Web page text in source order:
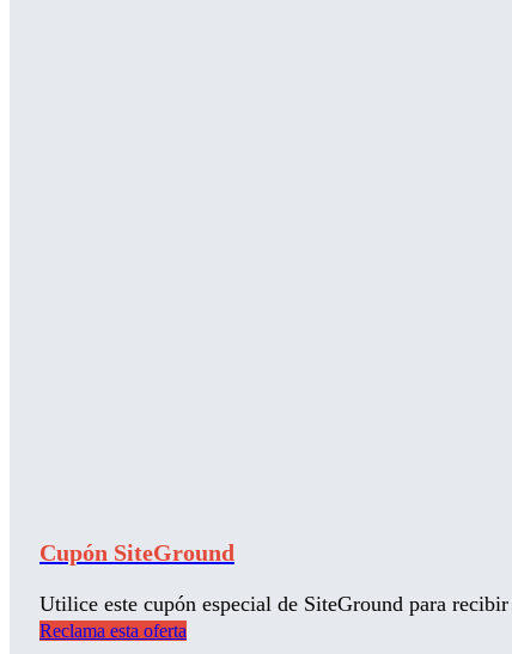
Cupón SiteGround
Utilice este cupón especial de SiteGround para
Reclama esta oferta